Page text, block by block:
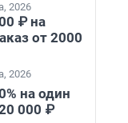
2026
₽ на
от 2000
2026
на один
000 ₽